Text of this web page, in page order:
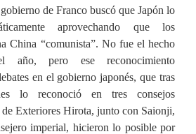
de Franco buscó que Japón lo
aprovechando que los
China “comunista”. No fue el hecho
año, pero ese reconocimiento
en el gobierno japonés, que tras
lo reconoció en tres consejos
Exteriores Hirota, junto con Saionji,
imperial, hicieron lo posible por